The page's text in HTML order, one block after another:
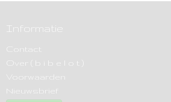
Informatie
Contact
Over ( b i b e l o t )
Voorwaarden
Nieuwsbrief